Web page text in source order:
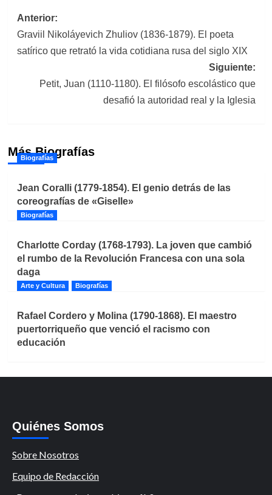
Navegación
de
entradas
Anterior:
Graviil Nikoláyevich Zhuliov (1836-1879). El poeta
satírico que retrató la vida cotidiana rusa del siglo XIX
Siguiente:
Petit, Juan (1110-1180). El filósofo escolástico que
desafió la autoridad real y la Iglesia
Más Biografías
Biografías
Jean Coralli (1779-1854). El genio detrás de las
coreografías de «Giselle»
Biografías
Charlotte Corday (1768-1793). La joven que cambió
el rumbo de la Revolución Francesa con una sola
daga
Arte y Cultura Biografías
Rafael Cordero y Molina (1790-1868). El maestro
puertorriqueño que venció el racismo con
educación
Quiénes Somos
Sobre Nosotros
Equipo de Redacción